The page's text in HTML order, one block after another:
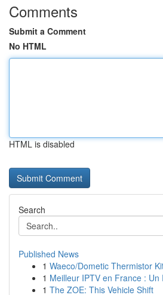
Comments
Submit a Comment
No HTML
HTML is disabled
Search
Published News
1 Waeco/Dometic Thermistor
1 Meilleur IPTV en France :
1 The ZOE: This Vehicle Shift